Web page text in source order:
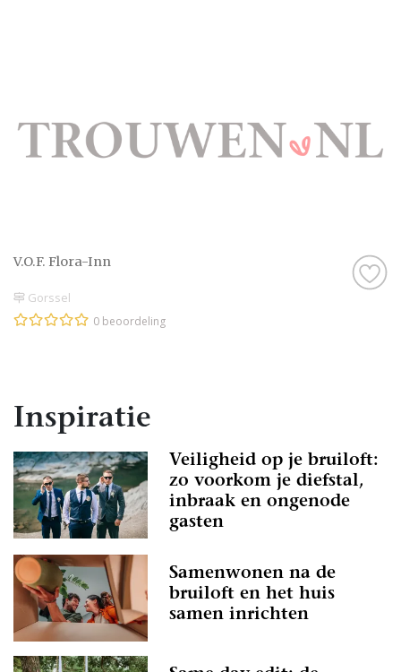
V.O.F. Flora-Inn
Gorssel
0 beoordeling
Inspiratie
Veiligheid op je bruiloft:
zo voorkom je diefstal,
inbraak en ongenode
gasten
Samenwonen na de
bruiloft en het huis
samen inrichten